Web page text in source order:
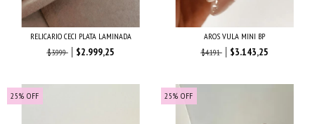
RELICARIO CECI PLATA LAMINADA
$3.999
$2.999,25
AROS VULA MINI BP
$4.191
$3.143,25
25% OFF 25% OFF